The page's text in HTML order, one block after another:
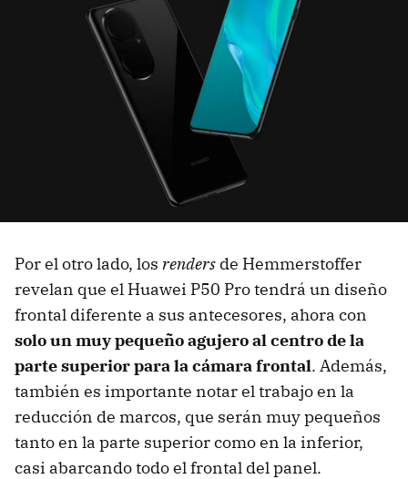
Por el otro lado, los renders de Hemmerstoffer
revelan que el Huawei P50 Pro tendrá un diseño
frontal diferente a sus antecesores, ahora con
solo un muy pequeño agujero al centro de la
parte superior para la cámara frontal. Además,
también es importante notar el trabajo en la
reducción de marcos, que serán muy pequeños
tanto en la parte superior como en la inferior,
casi abarcando todo el frontal del panel.